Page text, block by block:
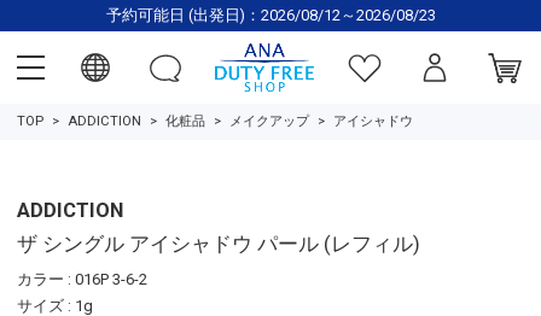
予約可能日 (出発日)：2026/08/12～2026/08/23
TOP ADDICTION 化粧品 メイクアップ アイシャドウ
ADDICTION
ザ シングル アイシャドウ パール (レフィル)
カラー : 016P 3-6-2
サイズ : 1g